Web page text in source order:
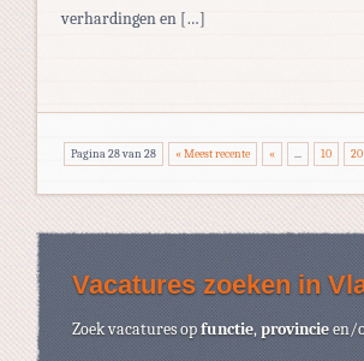
verhardingen en […]
Pagina 28 van 28 « Meest recente « ... 10 20
Vacatures zoeken in
Zoek vacatures opfunctie,provincieen/